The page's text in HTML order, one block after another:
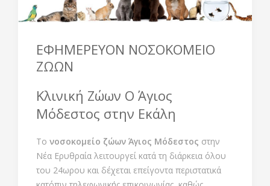
ΕΦΗΜΕΡΕΥOΝ ΝΟΣΟΚΟΜΕΙΟ
ΖΩΩΝ
Κλινική Ζώων Ο Άγιος
Μόδεστος στην Εκάλη
Το νοσοκομείο ζώων Άγιος Μόδεστος στην
Νέα Ερυθραία λειτουργεί κατά τη διάρκεια όλου
του 24ωρου και δέχεται επείγοντα περιστατικά